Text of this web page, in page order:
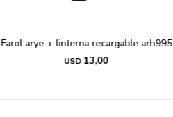
Farol arye + linterna recargable arh995
USD 13,00